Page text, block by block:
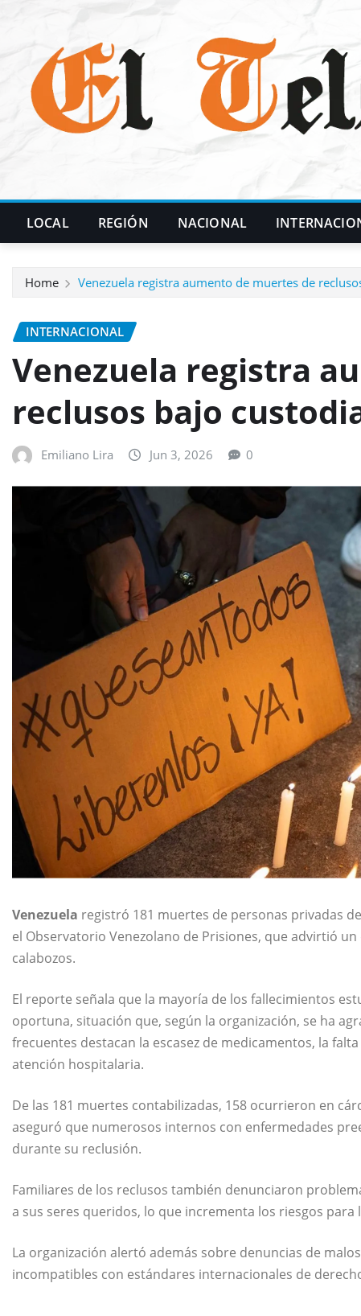
LOCAL REGIÓN NACIONAL
Home Venezuela registra aumento de muertes de
INTERNACIONAL
Venezuela registra
reclusos bajo
Emiliano Lira Jun 3, 2026 0
Venezuela registró 181 muertes de personas privadas
el Observatorio Venezolano de Prisiones, que advirtió
calabozos.
El reporte señala que la mayoría de los fallecimientos
oportuna, situación que, según la organización, se ha
frecuentes destacan la escasez de medicamentos, la
atención hospitalaria.
De las 181 muertes contabilizadas, 158 ocurrieron en
aseguró que numerosos internos con enfermedades
durante su reclusión.
Familiares de los reclusos también denunciaron
a sus seres queridos, lo que incrementa los riesgos
La organización alertó además sobre denuncias de
incompatibles con estándares internacionales de